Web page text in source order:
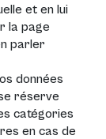
et en lui
la page
parler
données
réserve
catégories
en cas de